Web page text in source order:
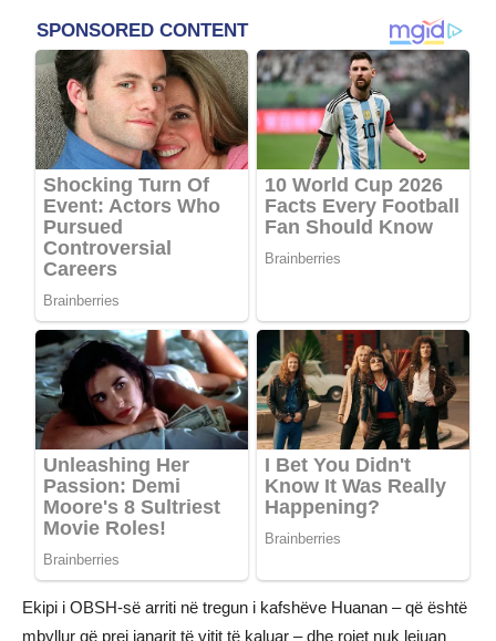
Ekipi i OBSH-së arriti në tregun i kafshëve Huanan – që është
mbyllur që prej janarit të vitit të kaluar – dhe rojet nuk lejuan